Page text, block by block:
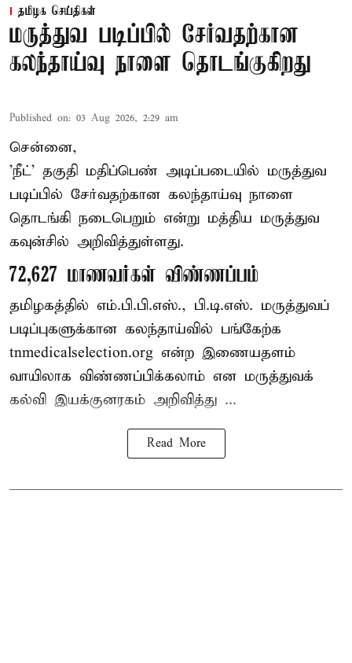
தமிழக செய்திகள்
மருத்துவ படிப்பில் சேர்வதற்கான
கலந்தாய்வு நாளை தொடங்குகிறது
Published on: 03 Aug 2026, 2:29 am
சென்னை,
'நீட்' தகுதி மதிப்பெண் அடிப்படையில் மருத்துவ
படிப்பில் சேர்வதற்கான கலந்தாய்வு நாளை
தொடங்கி நடைபெறும் என்று மத்திய மருத்துவ
கவுன்சில் அறிவித்துள்ளது.
72,627 மாணவர்கள் விண்ணப்பம்
தமிழகத்தில் எம்.பி.பி.எஸ்., பி.டி.எஸ். மருத்துவப்
படிப்புகளுக்கான கலந்தாய்வில் பங்கேற்க
tnmedicalselection.org என்ற இணையதளம்
வாயிலாக விண்ணப்பிக்கலாம் என மருத்துவக்
கல்வி இயக்குனரகம் அறிவித்து ...
Read More